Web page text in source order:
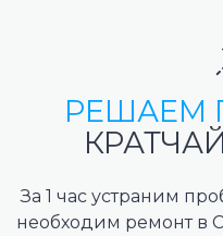
РЕШАЕМ
За 1 час устраним
необходим ремонт в